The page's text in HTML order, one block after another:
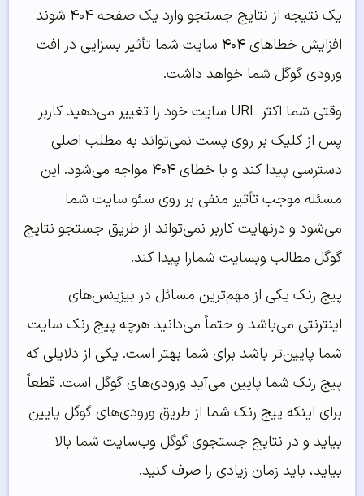
یک نتیجه از نتایج جستجو وارد یک صفحه ۴۰۴ شوند
افزایش خطاهای ۴۰۴ سایت شما تأثیر بسزایی در افت
ورودی گوگل شما خواهد داشت.
وقتی شما اکثر URL سایت خود را تغییر می‌دهید کاربر
پس از کلیک بر روی پست نمی‌تواند به مطلب اصلی
دسترسی پیدا کند و با خطای ۴۰۴ مواجه می‌شود. این
مسئله موجب تأثیر منفی بر روی سئو سایت شما
می‌شود و درنهایت کاربر نمی‌تواند از طریق جستجو نتایج
گوگل مطالب وبسایت شمارا پیدا کند.
پیج رنک یکی از مهم‌ترین مسائل در بیزینس‌های
اینترنتی می‌باشد و حتماً می‌دانید هرچه پیج رنک سایت
شما پایین‌تر باشد برای شما بهتر است. یکی از دلایلی که
پیج رنک شما پایین می‌آید ورودی‌های گوگل است. قطعاً
برای اینکه پیج رنک شما از طریق ورودی‌های گوگل پایین
بیاید و در نتایج جستجوی گوگل وب‌سایت شما بالا
بیاید، باید زمان زیادی را صرف کنید.